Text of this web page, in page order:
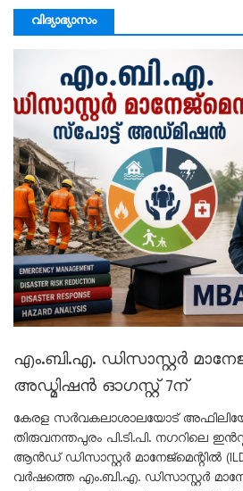
വിദ്യാഭ്യാസം
എം.ബി.എ. ഡിസാസ്റ്റർ
അഡ്മിഷൻ ഓഗസ്റ്റ് 7ന്
കേരള സർവകലാശാലയോട്
തിരുവനന്തപുരം പി.ടി.പി. നഗറിലെ
ആൻഡ് ഡിസാസ്റ്റർ മാനേജ്‌മെന്റിൽ
വർഷത്തെ എം.ബി.എ. ഡിസാസ്റ്റർ